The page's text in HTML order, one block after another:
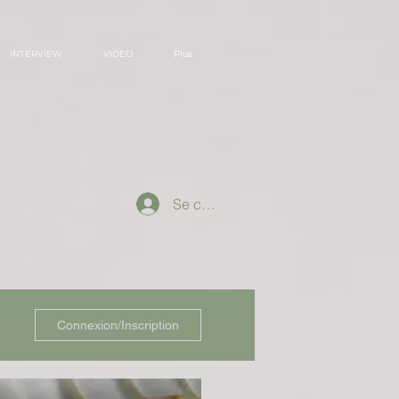
INTERVIEW VIDEO Plus
Se connecter
Connexion/Inscription